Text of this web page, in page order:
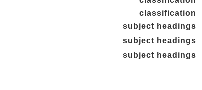
classification
subject headings
subject headings
subject headings